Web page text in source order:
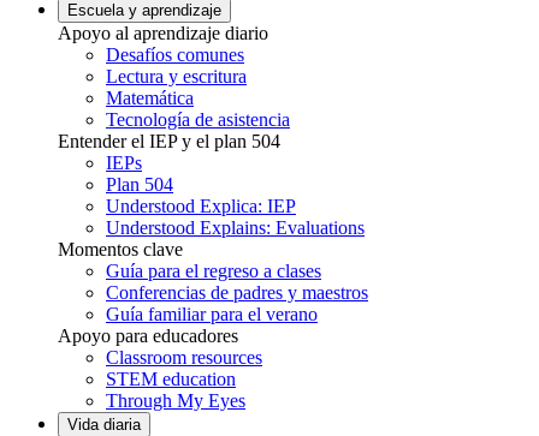
Escuela y aprendizaje
Apoyo al aprendizaje diario
Desafíos comunes
Lectura y escritura
Matemática
Tecnología de asistencia
Entender el IEP y el plan 504
IEPs
Plan 504
Understood Explica: IEP
Understood Explains: Evaluations
Momentos clave
Guía para el regreso a clases
Conferencias de padres y maestros
Guía familiar para el verano
Apoyo para educadores
Classroom resources
STEM education
Through My Eyes
Vida diaria